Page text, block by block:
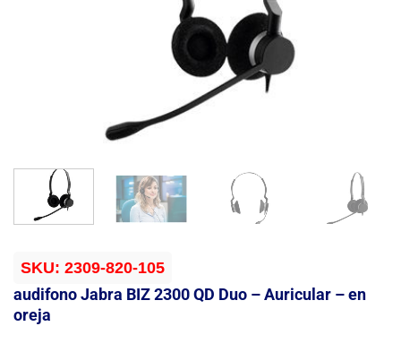
SKU: 2309-820-105
audifono Jabra BIZ 2300 QD Duo – Auricular – en
oreja